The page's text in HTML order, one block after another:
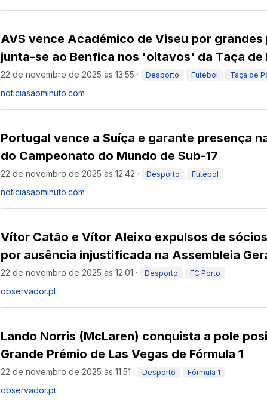
AVS vence Académico de Viseu por grandes
junta-se ao Benfica nos 'oitavos' da Taça de
22 de novembro de 2025 às 13:55 · Desporto Futebol Taça de
noticiasaominuto.com
Portugal vence a Suíça e garante presença
do Campeonato do Mundo de Sub-17
22 de novembro de 2025 às 12:42 · Desporto Futebol
noticiasaominuto.com
Vítor Catão e Vítor Aleixo expulsos de
por ausência injustificada na Assembleia
22 de novembro de 2025 às 12:01 · Desporto FC Porto
observador.pt
Lando Norris (McLaren) conquista a pole
Grande Prémio de Las Vegas de Fórmula 1
22 de novembro de 2025 às 11:51 · Desporto Fórmula 1
observador.pt